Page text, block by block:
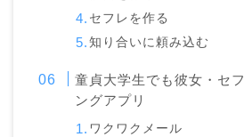
セフレを作る
知り合いに頼み込む
童貞大学生でも彼女・セ
ングアプリ
ワクワクメール